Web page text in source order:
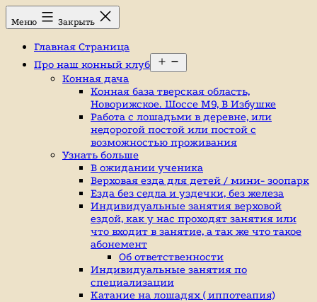
Перейти
к
Конный
клуб,
Ромашково,
лошади,
Меню Закрыть
Главная Страница
Про наш конный клуб
меню
Конная дача
Конная база тверская область,
Новорижское. Шоссе М9, В Избушке
Работа с лошадьми в деревне, или
недорогой постой или постой с
возможностью проживания
Узнать больше
В ожидании ученика
Верховая езда для детей / мини- зоопарк
Езда без седла и уздечки, без железа
Индивидуальные занятия верховой
ездой, как у нас проходят занятия или
что входит в занятие, а так же что такое
абонемент
Об ответственности
Индивидуальные занятия по
специализации
Катание на лошадях ( иппотеапия)